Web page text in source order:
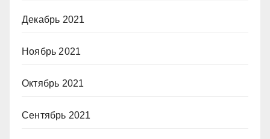
Декабрь 2021
Ноябрь 2021
Октябрь 2021
Сентябрь 2021